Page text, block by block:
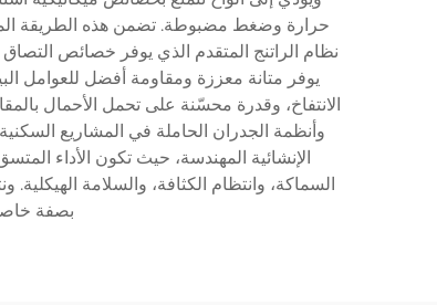
السماكة، وانتظام الكثافة، والسلامة
بصفة